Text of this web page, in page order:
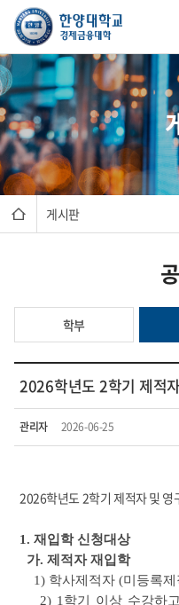
게시판
학부
2026학년도 2학기 제적
관리자 2026-06-25
2026학년도 2학기 제적자 및 영
1. 재입학 신청대상
가. 제적자 재입학
1) 학사제적자 (미등록제
2) 1학기 이상 수강하고